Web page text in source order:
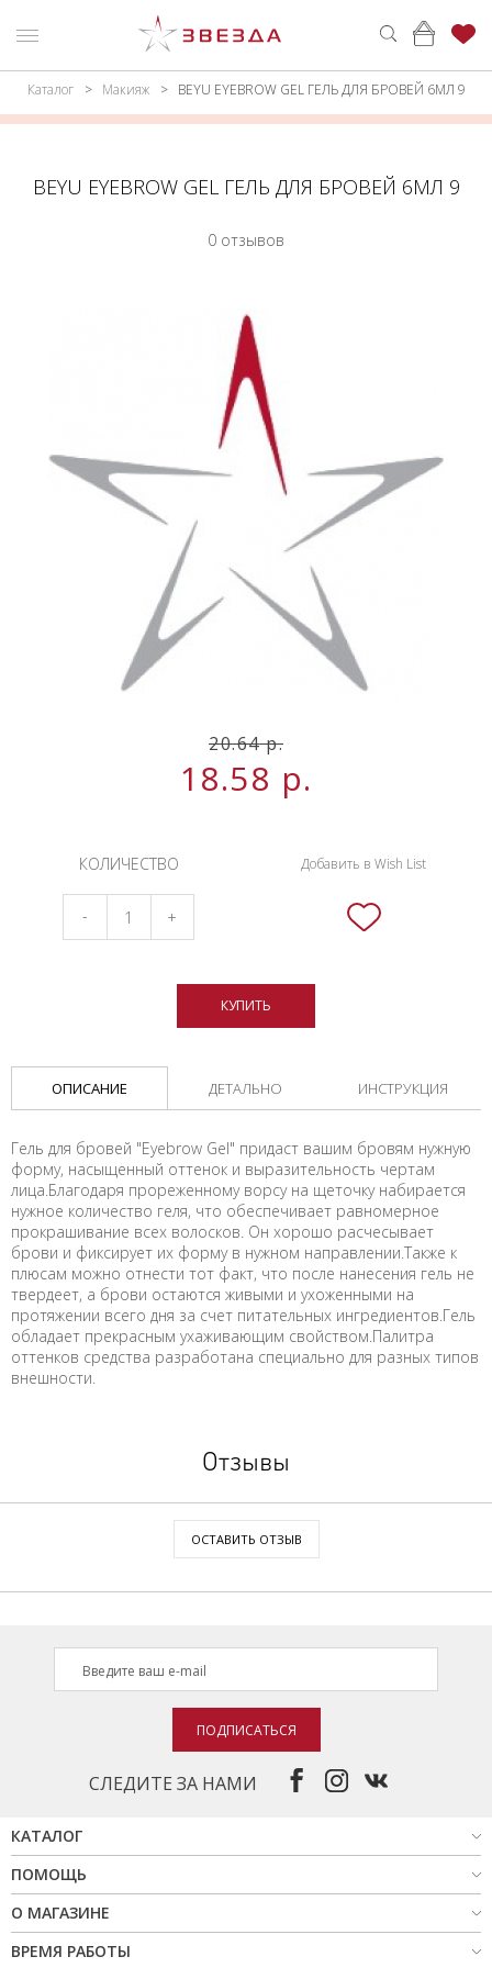
ВОЙТИ
Каталог
МАКИЯЖ
БРЕНДЫ
Каталог Макияж BEYU EYEBROW GEL ГЕЛЬ ДЛЯ БРОВЕЙ 6МЛ 9
BEYU EYEBROW GEL ГЕЛЬ ДЛЯ БРОВЕЙ 6МЛ 9
0 отзывов
20.64р.
18.58 р.
КОЛИЧЕСТВО
- +
КУПИТЬ
Добавить в Wish List
ОПИСАНИЕ ДЕТАЛЬНО ИНСТРУКЦИЯ
Гель для бровей "Eyebrow Gel" придаст вашим бровям нужную
форму, насыщенный оттенок и выразительность чертам
лица.Благодаря прореженному ворсу на щеточку набирается
нужное количество геля, что обеспечивает равномерное
прокрашивание всех волосков. Он хорошо расчесывает
брови и фиксирует их форму в нужном направлении.Также к
плюсам можно отнести тот факт, что после нанесения гель не
твердеет, а брови остаются живыми и ухоженными на
протяжении всего дня за счет питательных ингредиентов.Гель
обладает прекрасным ухаживающим свойством.Палитра
оттенков средства разработана специально для разных типов
внешности.
Отзывы
ОСТАВИТЬ ОТЗЫВ
СЛЕДИТЕ ЗА НАМИ
ПОДПИСАТЬСЯ
КАТАЛОГ
ПОМОЩЬ
О МАГАЗИНЕ
ВРЕМЯ РАБОТЫ